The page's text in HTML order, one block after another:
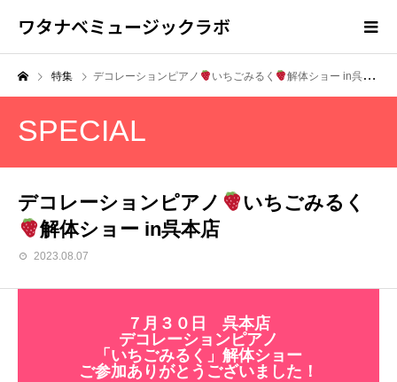
ワタナベミュージックラボ
特集 デコレーションピアノ いちごみるく 解体ショー in呉本店
SPECIAL
デコレーションピアノ
いちごみるく
解体ショー in呉本店
2023.08.07
７月３０日 呉本店
デコレーションピアノ
「いちごみるく」解体ショー
ご参加ありがとうございました！